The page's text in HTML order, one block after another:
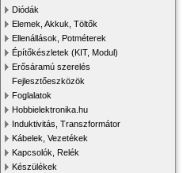
Diódák
Elemek, Akkuk, Töltők
Ellenállások, Potméterek
Építőkészletek (KIT, Modul)
Erősáramú szerelés
Fejlesztőeszközök
Foglalatok
Hobbielektronika.hu
Induktivitás, Transzformátor
Kábelek, Vezetékek
Kapcsolók, Relék
Készülékek